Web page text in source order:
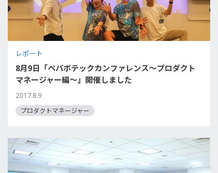
レポート
8月9日「ペパボテックカンファレンス～プロダクト
マネージャー編～」開催しました
2017.8.9
プロダクトマネージャー